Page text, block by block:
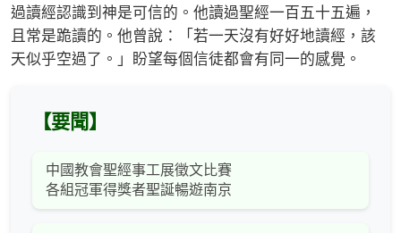
過讀經認識到神是可信的。他讀過聖經一百五十五遍，
且常是跪讀的。他曾說：「若一天沒有好好地讀經，該
天似乎空過了。」盼望每個信徒都會有同一的感覺。
【要聞】
中國教會聖經事工展徵文比賽
各組冠軍得獎者聖誕暢遊南京